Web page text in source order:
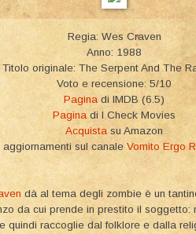
Regia: Wes Craven
Anno: 1988
Titolo originale: The Serpent And The
Voto e recensione: 5/10
Paginadi IMDB (6.5)
Paginadi I Check Movies
Acquista su Amazon
aggiornamenti sul canale Vomito Ergo
dà al tema degli zombie è un
da cui prende in prestito il soggetto:
quindi raccoglie dal folklore e dalla